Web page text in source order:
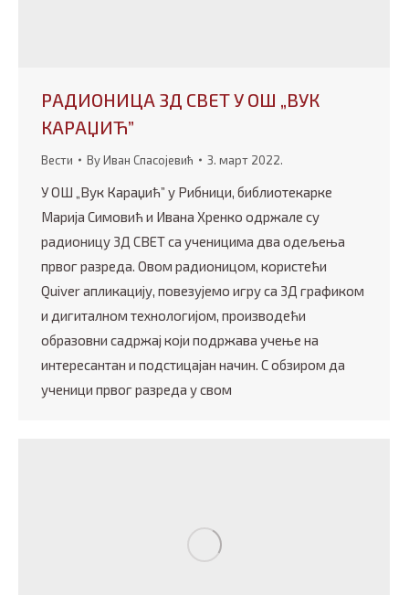
РАДИОНИЦА 3Д СВЕТ У ОШ „ВУК
КАРАЏИЋ”
Вести ByИван Спасојевић 3. март 2022.
У ОШ „Вук Караџић” у Рибници, библиотекарке
Марија Симовић и Ивана Хренко одржале су
радионицу 3Д СВЕТ са ученицима два одељења
првог разреда. Овом радионицом, користећи
Quiver апликацију, повезујемо игру са 3Д графиком
и дигиталном технологијом, производећи
образовни садржај који подржава учење на
интересантан и подстицајан начин. С обзиром да
ученици првог разреда у свом